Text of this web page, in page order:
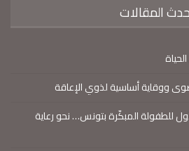
المقالات
ووقاية أساسية لذوي الإعاقة
للطفولة المبكّرة بتونس… نحو رعاية